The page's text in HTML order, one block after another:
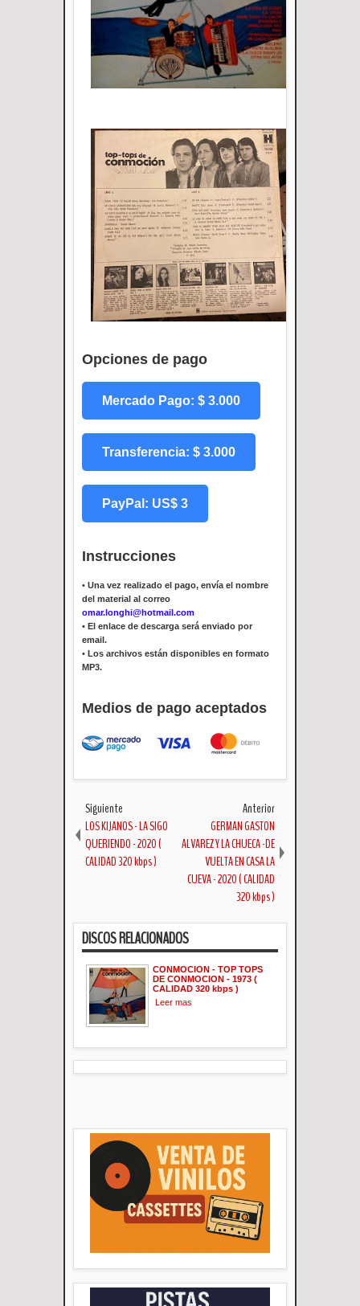
Opciones de pago
Mercado Pago: $ 3.000
Transferencia: $ 3.000
PayPal: US$ 3
Instrucciones
• Una vez realizado el pago, envía el nombre
del material al correo
omar.longhi@hotmail.com
• El enlace de descarga será enviado por
email.
• Los archivos están disponibles en formato
MP3.
Medios de pago aceptados
Siguiente
LOS KIJANOS - LA SIGO
QUERIENDO - 2020 (
CALIDAD 320 kbps )
Anterior
GERMAN GASTON
ALVAREZ Y LA CHUECA -DE
VUELTA EN CASA LA
CUEVA - 2020 ( CALIDAD
320 kbps )
DISCOS RELACIONADOS
CONMOCION - TOP TOPS
DE CONMOCION - 1973 (
CALIDAD 320 kbps )
Leer mas